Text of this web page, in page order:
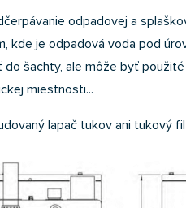
odpadovej a
kde je odpadová voda pod
do šachty, ale môže byť
miestnosti...
lapač tukov ani tukový